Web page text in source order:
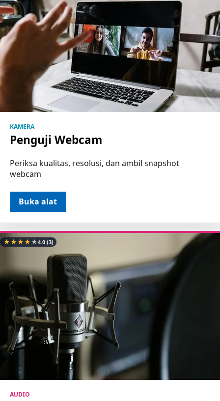
KAMERA
Penguji Webcam
Periksa kualitas, resolusi, dan ambil snapshot
webcam
Buka alat
★★★★★4.0(3)
AUDIO